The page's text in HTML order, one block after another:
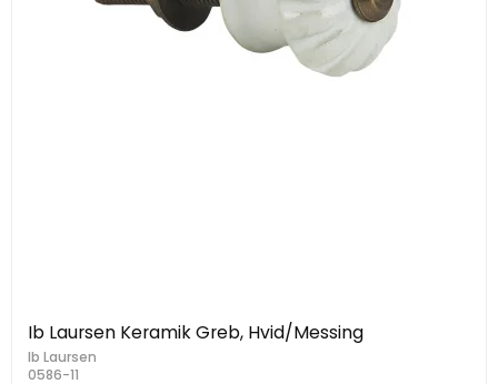
Ib Laursen Keramik Greb, Hvid/Messing
Ib Laursen
0586-11